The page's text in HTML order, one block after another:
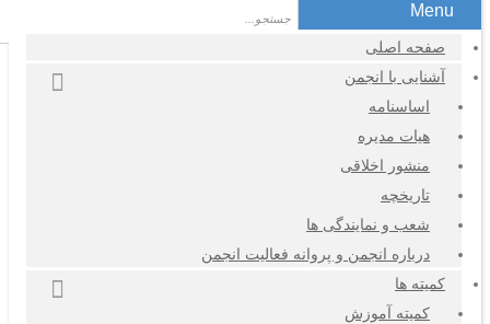
Menu
صفحه اصلی
آشنایی با انجمن
اساسنامه
هیات مدیره
منشور اخلاقی
تاریخچه
شعب و نمایندگی ها
درباره انجمن و پروانه فعالیت انجمن
کمیته ها
کمیته آموزش